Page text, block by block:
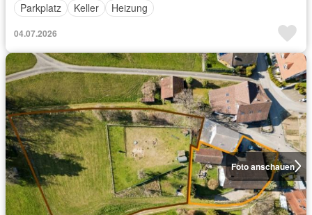
Parkplatz
Keller Heizung
04.07.2026
Foto anschauen